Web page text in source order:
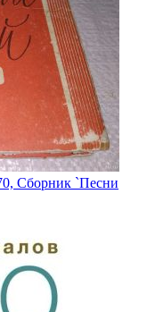
Сборник `Песни